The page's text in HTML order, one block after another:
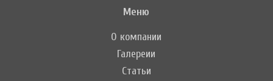
Меню
О компании
Галереии
Статьи